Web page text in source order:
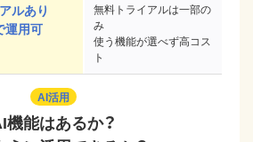
ルあり
運用可
無料トライアルは一部の
み
使う機能が選べず高コス
ト
AI活用
機能はあるか？